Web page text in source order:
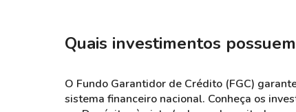
Quais investimentos
O Fundo Garantidor de Crédito (FGC)
sistema financeiro nacional. Conheça os